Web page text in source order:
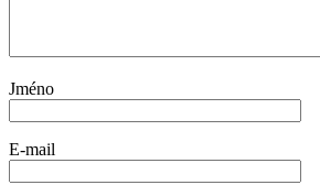
Jméno
E-mail